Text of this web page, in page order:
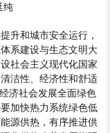
纯
升和城市安全运行，
系建设与生态文明大
社会主义现代化国家
洁性、经济性和舒适
济社会发展全面绿色
加快热力系统绿色低
源供热，有序推进供